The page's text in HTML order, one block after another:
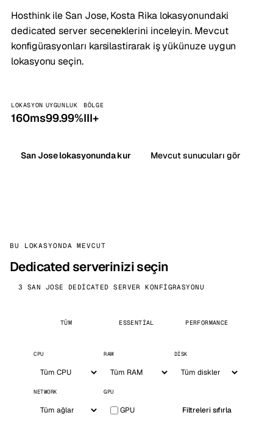
Hosthink ile San Jose, Kosta Rika lokasyonundaki
dedicated server seceneklerini inceleyin. Mevcut
konfigürasyonları karsilastirarak iş yükünuze uygun
lokasyonu seçin.
LOKASYON
160ms
UYGUNLUK
99.99%
BÖLGE
III+
San Jose lokasyonunda kur Mevcut sunucuları gör
BU LOKASYONDA MEVCUT
Dedicated serverinizi seçin
3 SAN JOSE DEDICATED SERVER KONFIGRASYONU
TÜM ESSENTIAL PERFORMANCE
CPU RAM DISK
NETWORK GPU
GPU Filtreleri sıfırla